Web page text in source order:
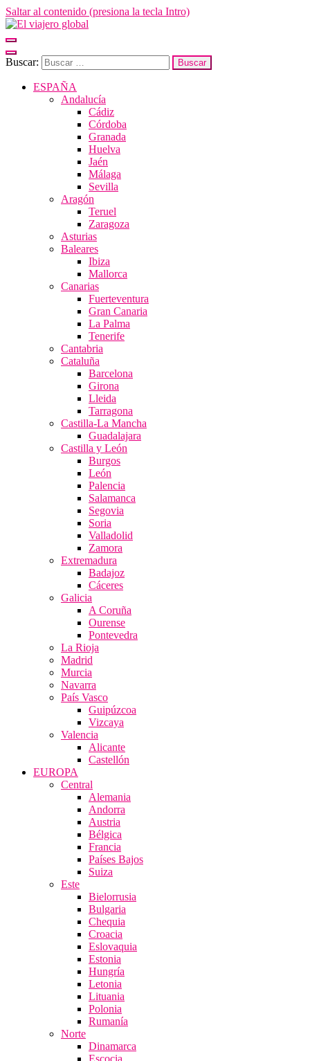
Saltar al contenido (presiona la tecla Intro)
forma sensorial, desde su música hasta su arquitectura o sus sabores
Buscar:
ESPAÑA
Andalucía
Cádiz
Córdoba
Granada
Huelva
Jaén
Málaga
Sevilla
Aragón
Teruel
Zaragoza
Asturias
Baleares
Ibiza
Mallorca
Canarias
Fuerteventura
Gran Canaria
La Palma
Tenerife
Cantabria
Cataluña
Barcelona
Girona
Lleida
Tarragona
Castilla-La Mancha
Guadalajara
Castilla y León
Burgos
León
Palencia
Salamanca
Segovia
Soria
Valladolid
Zamora
Extremadura
Badajoz
Cáceres
Galicia
A Coruña
Ourense
Pontevedra
La Rioja
Madrid
Murcia
Navarra
País Vasco
Guipúzcoa
Vizcaya
Valencia
Alicante
Castellón
EUROPA
Central
Alemania
Andorra
Austria
Bélgica
Francia
Países Bajos
Suiza
Este
Bielorrusia
Bulgaria
Chequia
Croacia
Eslovaquia
Estonia
Hungría
Letonia
Lituania
Polonia
Rumanía
Norte
Dinamarca
Escocia